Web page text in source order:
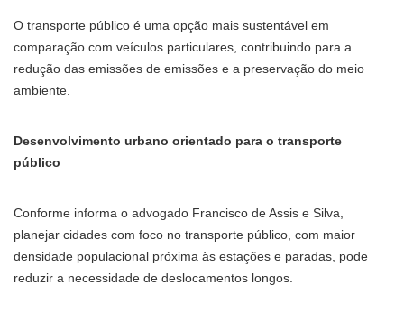
O transporte público é uma opção mais sustentável em
comparação com veículos particulares, contribuindo para a
redução das emissões de emissões e a preservação do meio
ambiente.
Desenvolvimento urbano orientado para o transporte
público
Conforme informa o advogado Francisco de Assis e Silva,
planejar cidades com foco no transporte público, com maior
densidade populacional próxima às estações e paradas, pode
reduzir a necessidade de deslocamentos longos.